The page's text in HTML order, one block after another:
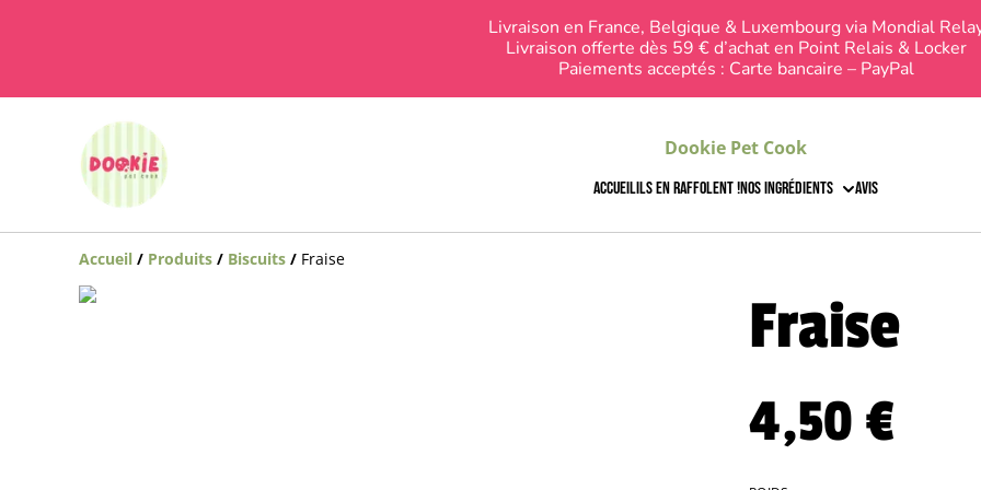
Livraison en France, Belgique & Luxembourg via Mondial
Livraison offerte dès 59 € d’achat en Point Relais & Locker
Paiements acceptés : Carte bancaire – PayPal
Dookie Pet Cook
AccueilIls en raffolent !Nos ingrédients Avis
Accueil / Produits / Biscuits / Fraise
Fraise
4,50 €